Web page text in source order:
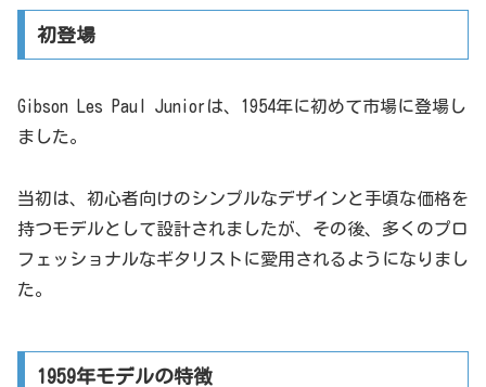
初登場
Gibson Les Paul Juniorは、1954年に初めて市場に登場し
ました。
当初は、初心者向けのシンプルなデザインと手頃な価格を
持つモデルとして設計されましたが、その後、多くのプロ
フェッショナルなギタリストに愛用されるようになりまし
た。
1959年モデルの特徴